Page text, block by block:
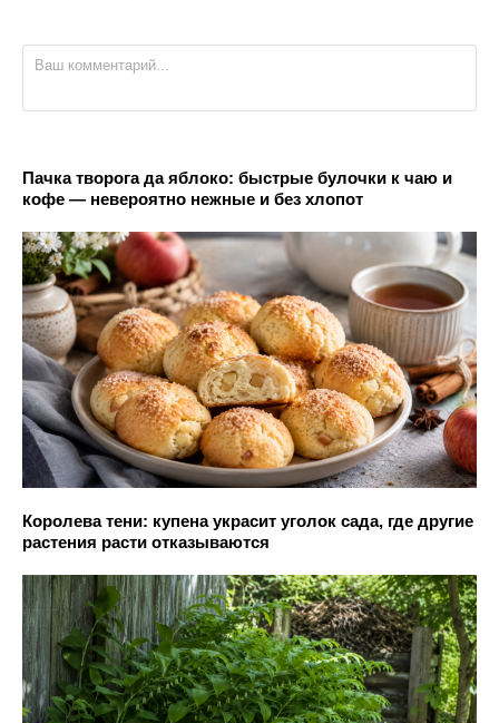
Пачка творога да яблоко: быстрые булочки к чаю и
кофе — невероятно нежные и без хлопот
Королева тени: купена украсит уголок сада, где другие
растения расти отказываются